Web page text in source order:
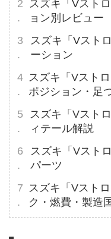
スズキ「Vスト
ョン別レビュー
スズキ「Vスト
ーション
スズキ「Vスト
ポジション・足
スズキ「Vスト
ィテール解説
スズキ「Vスト
パーツ
スズキ「Vスト
ク・燃費・製造